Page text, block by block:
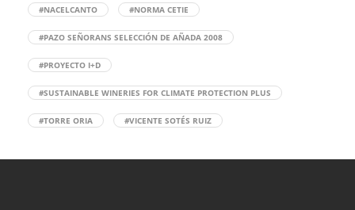
#NACELCANTO #NORMA CETIE
#PAZO SEÑORANS SELECCIÓN DE AÑADA 2008
#PROYECTO I+D
#SUSTAINABLE WINERIES FOR CLIMATE PROTECTION PLUS
#TORRE ORIA #VICENTE SOTÉS RUIZ